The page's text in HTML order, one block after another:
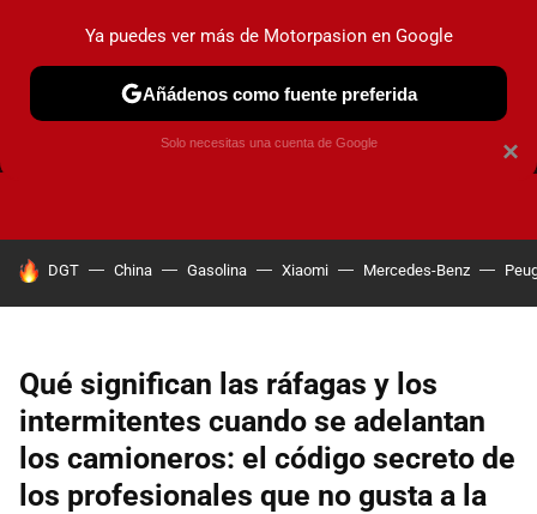
CAMBIO DE ACEITE AIRE ACONDICIONADO
HOY SE HABLA DE
DGT China Gasolina Xiaomi Mercedes-Benz
Qué significan las ráfagas y los
intermitentes cuando se adelantan
los camioneros: el código secreto de
los profesionales que no gusta a la
×
Ya puedes ver más de Motorpasion en Google
Añádenos como fuente preferida
Solo necesitas una cuenta de Google